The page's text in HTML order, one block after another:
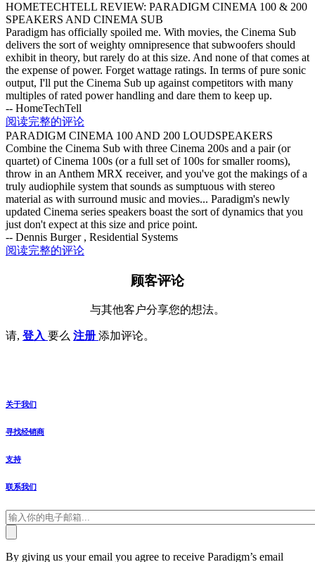
HOMETECHTELL REVIEW: PARADIGM CINEMA 100 & 200
SPEAKERS AND CINEMA SUB
Paradigm has officially spoiled me. With movies, the Cinema Sub
delivers the sort of weighty omnipresence that subwoofers should
exhibit in theory, but rarely do at this size. And none of that comes at
the expense of power. Forget wattage ratings. In terms of pure sonic
output, I'll put the Cinema Sub up against competitors with many
multiples of rated power handling and dare them to keep up.
-- HomeTechTell
阅读完整的评论
PARADIGM CINEMA 100 AND 200 LOUDSPEAKERS
Combine the Cinema Sub with three Cinema 200s and a pair (or
quartet) of Cinema 100s (or a full set of 100s for smaller rooms),
throw in an Anthem MRX receiver, and you've got the makings of a
truly audiophile system that sounds as sumptuous with stereo
material as with surround music and movies... Paradigm's newly
updated Cinema series speakers boast the sort of dynamics that you
just don't expect at this size and price point.
-- Dennis Burger , Residential Systems
阅读完整的评论
顾客评论
与其他客户分享您的想法。
请, 登入 要么 注册 添加评论。
关于我们
寻找经销商
支持
联系我们
By giving us your email you agree to receive Paradigm’s email